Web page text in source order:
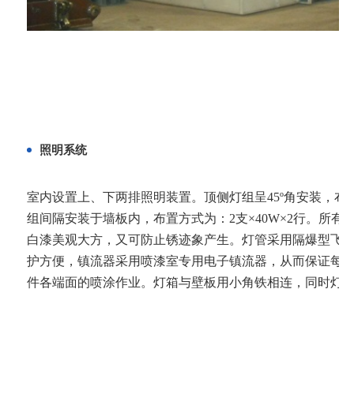
照明系统
室内设置上、下两排照明装置。顶侧灯组呈45º角安装，布
组间隔安装于墙板内，布置方式为：2支×40W×2行。所有
白漆美观大方，又可防止锈迹象产生。灯管采用隔爆型飞
护方便，镇流器采用喷漆室专用电子镇流器，从而保证每
件各端面的喷涂作业。灯箱与壁板用小角铁相连，同时灯